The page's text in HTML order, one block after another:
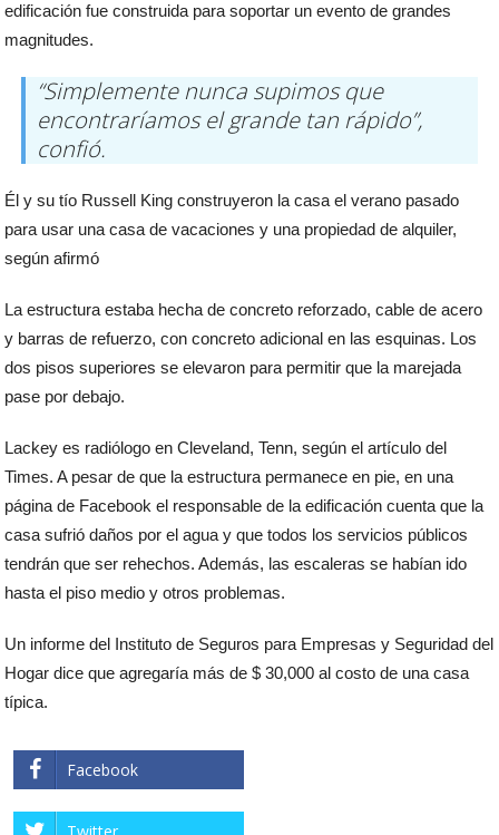
edificación fue construida para soportar un evento de grandes
magnitudes.
“Simplemente nunca supimos que
encontraríamos el grande tan rápido”,
confió.
Él y su tío Russell King construyeron la casa el verano pasado
para usar una casa de vacaciones y una propiedad de alquiler,
según afirmó
La estructura estaba hecha de concreto reforzado, cable de acero
y barras de refuerzo, con concreto adicional en las esquinas. Los
dos pisos superiores se elevaron para permitir que la marejada
pase por debajo.
Lackey es radiólogo en Cleveland, Tenn, según el artículo del
Times. A pesar de que la estructura permanece en pie, en una
página de Facebook el responsable de la edificación cuenta que la
casa sufrió daños por el agua y que todos los servicios públicos
tendrán que ser rehechos. Además, las escaleras se habían ido
hasta el piso medio y otros problemas.
Un informe del Instituto de Seguros para Empresas y Seguridad del
Hogar dice que agregaría más de $ 30,000 al costo de una casa
típica.
Facebook